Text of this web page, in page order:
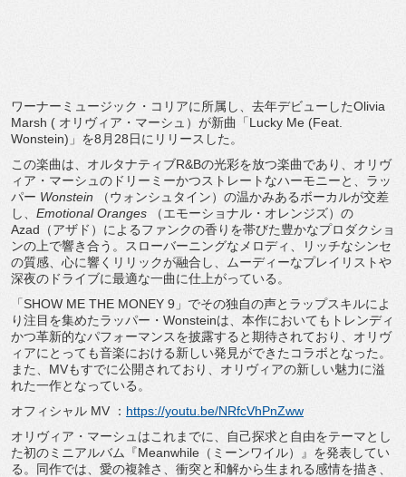
ワーナーミュージック・コリアに所属し、去年デビューしたOlivia
Marsh ( オリヴィア・マーシュ）が新曲「Lucky Me (Feat.
Wonstein)」を8月28日にリリースした。
この楽曲は、オルタナティブR&Bの光彩を放つ楽曲であり、オリヴ
ィア・マーシュのドリーミーかつストレートなハーモニーと、ラッ
パー Wonstein （ウォンシュタイン）の温かみあるボーカルが交差
し、 Emotional Oranges （エモーショナル・オレンジズ）の
Azad（アザド）によるファンクの香りを帯びた豊かなプロダクショ
ンの上で響き合う。スローバーニングなメロディ、リッチなシンセ
の質感、心に響くリリックが融合し、ムーディーなプレイリストや
深夜のドライブに最適な一曲に仕上がっている。
「SHOW ME THE MONEY 9」でその独自の声とラップスキルによ
り注目を集めたラッパー・Wonsteinは、本作においてもトレンディ
かつ革新的なパフォーマンスを披露すると期待されており、オリヴ
ィアにとっても音楽における新しい発見ができたコラボとなった。
また、MVもすでに公開されており、オリヴィアの新しい魅力に溢
れた一作となっている。
オフィシャル MV ： https://youtu.be/NRfcVhPnZww
オリヴィア・マーシュはこれまでに、自己探求と自由をテーマとし
た初のミニアルバム『Meanwhile（ミーンワイル）』を発表してい
る。同作では、愛の複雑さ、衝突と和解から生まれる感情を描き、